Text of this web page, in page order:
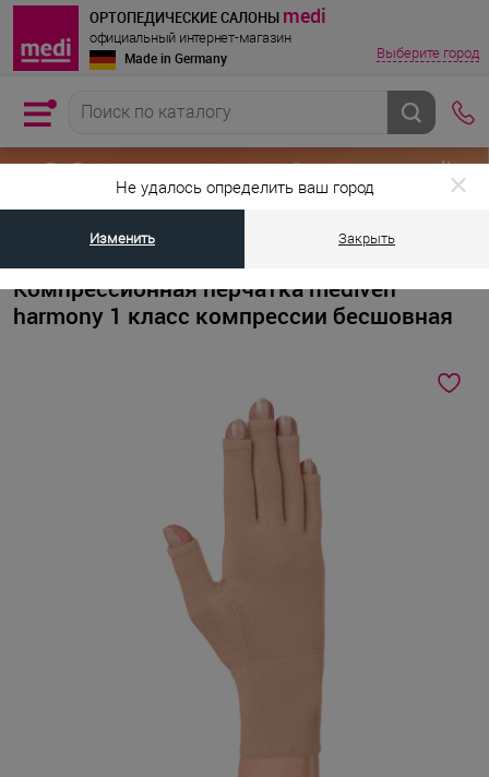
Не удалось определить ваш город
Изменить Закрыть
ОРТОПЕДИЧЕСКИЕ САЛОНЫ medi
официальный интернет-магазин
Made in Germany Выберите город
Главная страница • Компрессионный трикотаж
Компрессионная перчатка mediven
harmony 1 класс компрессии бесшовная